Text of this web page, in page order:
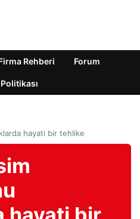
Rehberi Forum
hayati bir tehlike